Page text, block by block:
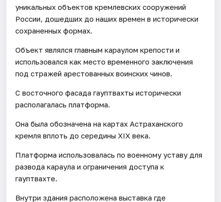
уникальных объектов кремлевских сооружений
России, дошедших до наших времен в исторически
сохраненных формах.
Объект являлся главным караулом крепости и
использовался как место временного заключения
под стражей арестованных воинских чинов.
С восточного фасада гауптвахты исторически
располагалась платформа.
Она была обозначена на картах Астраханского
кремля вплоть до середины XIX века.
Платформа использовалась по военному уставу для
развода караула и ограничения доступа к
гауптвахте.
Внутри здания расположена выставка где